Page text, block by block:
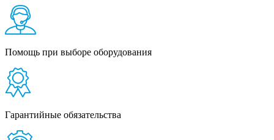
Помощь при выборе оборудования
Гарантийные обязательства